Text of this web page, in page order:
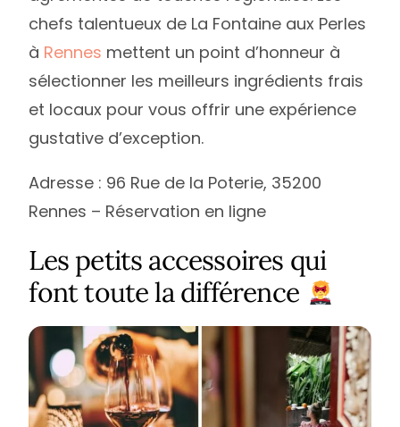
chefs talentueux de La Fontaine aux Perles
à Rennes mettent un point d’honneur à
sélectionner les meilleurs ingrédients frais
et locaux pour vous offrir une expérience
gustative d’exception.
Adresse : 96 Rue de la Poterie, 35200
Rennes – Réservation en ligne
Les petits accessoires qui
font toute la différence